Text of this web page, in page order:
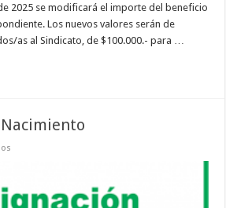
2025 se modificará el importe del beneficio
Los nuevos valores serán de
as al Sindicato, de $100.000.- para …